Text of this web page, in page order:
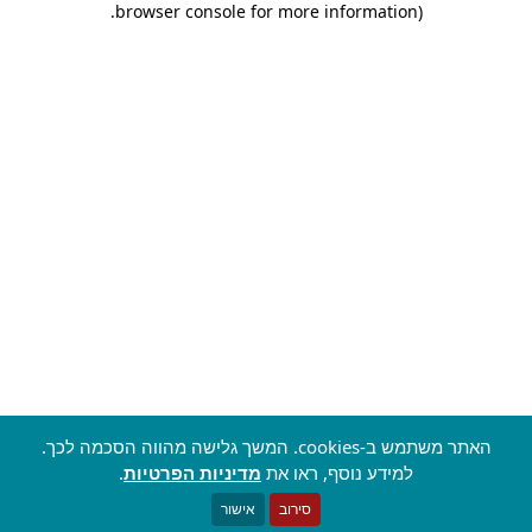
browser console for more information)
.
האתר משתמש ב-cookies. המשך גלישה מהווה הסכמה לכך.
למידע נוסף, ראו את מדיניות הפרטיות.
סירוב אישור